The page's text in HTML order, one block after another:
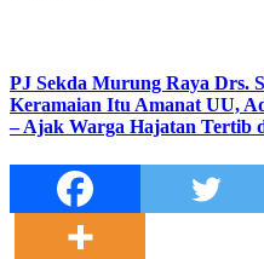
PJ Sekda Murung Raya Drs.
Keramaian Itu Amanat UU,
– Ajak Warga Hajatan Tertib